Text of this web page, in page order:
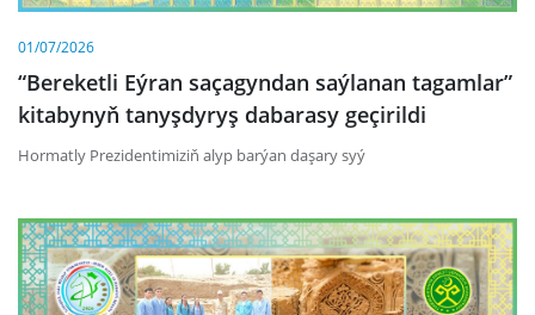
01/07/2026
“Bereketli Eýran saçagyndan saýlanan tagamlar”
kitabynyň tanyşdyryş dabarasy geçirildi
Hormatly Prezidentimiziň alyp barýan daşary syý